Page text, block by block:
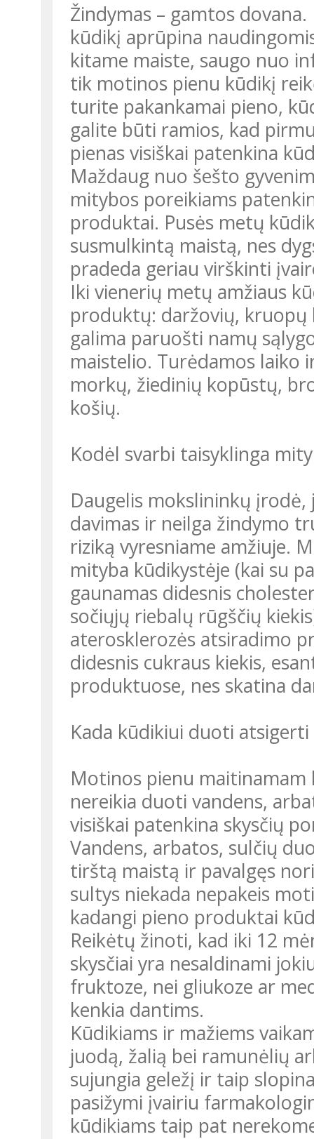
Žindymas – gamtos
kūdikį aprūpina
kitame maiste, saugo nuo
tik motinos pienu kūdikį
turite pakankamai pieno,
galite būti ramios, kad
pienas visiškai patenkina
Maždaug nuo šešto
mitybos poreikiams
produktai. Pusės metų
susmulkintą maistą, nes
pradeda geriau virškinti
Iki vienerių metų amžiaus
produktų: daržovių, kruopų
galima paruošti namų
maistelio. Turėdamos laiko
morkų, žiedinių kopūstų,
košių.
Kodėl svarbi taisyklinga
Daugelis mokslininkų
davimas ir neilga žindymo
riziką vyresniame amžiuje.
mityba kūdikystėje (kai su
gaunamas didesnis
sočiųjų riebalų rūgščių
aterosklerozės atsiradimo
didesnis cukraus kiekis,
produktuose, nes skatina
Kada kūdikiui duoti
Motinos pienu maitinamam
nereikia duoti vandens,
visiškai patenkina skysčių
Vandens, arbatos, sulčių
tirštą maistą ir pavalgęs
sultys niekada nepakeis
kadangi pieno produktai
Reikėtų žinoti, kad iki 12
skysčiai yra nesaldinami
fruktoze, nei gliukoze ar
kenkia dantims.
Kūdikiams ir mažiems
juodą, žalią bei ramunėlių
sujungia geležį ir taip
pasižymi įvairiu
kūdikiams taip pat